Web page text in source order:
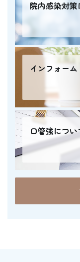
院内感染対策
インフォー
口管強につい